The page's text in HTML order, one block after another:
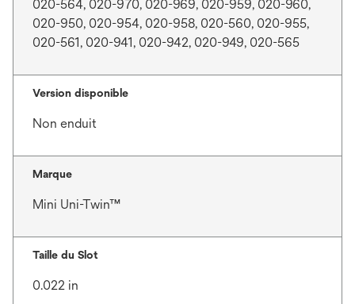
020-564, 020-970, 020-969, 020-959, 020-960,
020-950, 020-954, 020-958, 020-560, 020-955,
020-561, 020-941, 020-942, 020-949, 020-565
Version disponible
Non enduit
Marque
Mini Uni-Twin™
Taille du Slot
0.022 in